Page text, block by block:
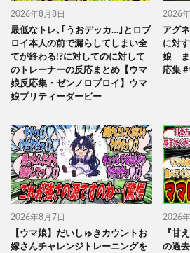
2026年8月8日
最低なトレ､｢うおデッカ…｣とロブ
ロイ本人の前で漏らしてしまい全
てが終わる!?に対してのに対して
のトレーナーの反応まとめ【ウマ
娘反応集・ゼンノロブロイ】ウマ
娘プリティーダービー
2026
アグ
に対
娘 ま
応集
2026年8月7日
【ウマ娘】だいしゅきカウントお
嫁さんチャレンジトレーニングを
2026
『甘
の過